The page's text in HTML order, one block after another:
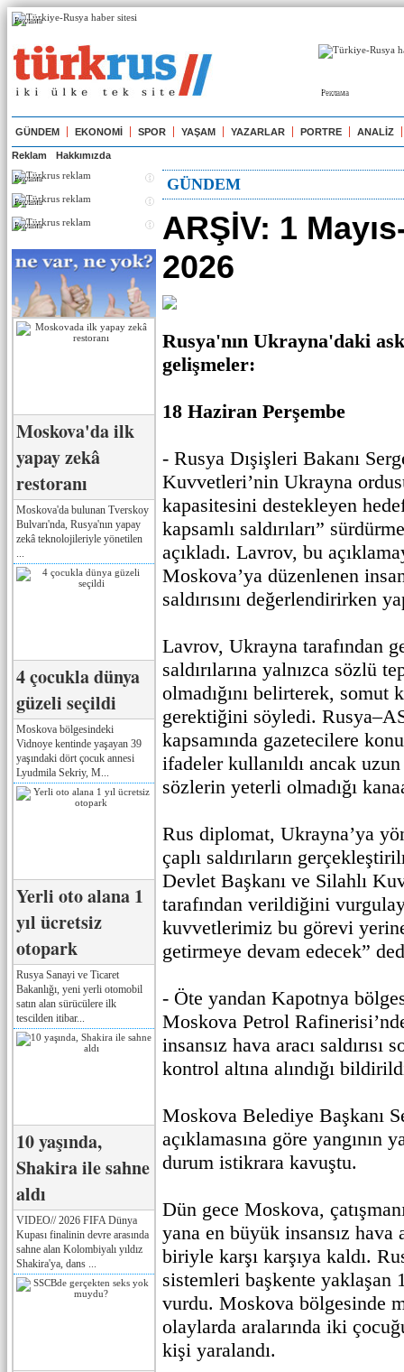
Реклама
Реклама
GÜNDEM EKONOMİ SPOR YAŞAM YAZARLAR PORTRE ANALİZ
Reklam Hakkımızda
Реклама
Реклама
Реклама
Moskova'da ilk
yapay zekâ
restoranı
Moskova'da bulunan Tverskoy
Bulvarı'nda, Rusya'nın yapay
zekâ teknolojileriyle yönetilen
4 çocukla dünya
güzeli seçildi
Moskova bölgesindeki
Vidnoye kentinde yaşayan 39
yaşındaki dört çocuk annesi
Lyudmila Sekriy, M...
Yerli oto alana 1
yıl ücretsiz
otopark
Rusya Sanayi ve Ticaret
Bakanlığı, yeni yerli otomobil
satın alan sürücülere ilk
tescilden itibar...
10 yaşında,
Shakira ile sahne
aldı
VIDEO// 2026 FIFA Dünya
Kupası finalinin devre arasında
sahne alan Kolombiyalı yıldız
Shakira'ya, dans ...
GÜNDEM
ARŞİV: 1
2026
Rusya'nın Ukrayna'daki
gelişmeler:
18 Haziran Perşembe
- Rusya Dışişleri Bakanı
Kuvvetleri’nin Ukrayna
kapasitesini destekleyen
kapsamlı saldırıları”
açıkladı. Lavrov, bu
Moskova’ya düzenlenen
saldırısını değerlendirirken
Lavrov, Ukrayna tarafından
saldırılarına yalnızca sözlü
olmadığını belirterek, somut
gerektiğini söyledi.
kapsamında gazetecilere
ifadeler kullanıldı ancak uzun
sözlerin yeterli olmadığı
Rus diplomat, Ukrayna’ya
çaplı saldırıların
Devlet Başkanı ve Silahlı
tarafından verildiğini
kuvvetlerimiz bu görevi
getirmeye devam edecek”
- Öte yandan Kapotnya
Moskova Petrol
insansız hava aracı saldırısı
kontrol altına alındığı
Moskova Belediye Başkanı
açıklamasına göre yangının
durum istikrara kavuştu.
Dün gece Moskova,
yana en büyük insansız hava
biriyle karşı karşıya kaldı.
sistemleri başkente yaklaşan
vurdu. Moskova bölgesinde
olaylarda aralarında iki
kişi yaralandı.